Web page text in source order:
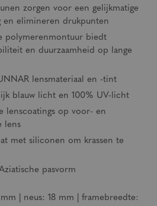
zorgen voor een gelijkmatige
en elimineren drukpunten
polymerenmontuur biedt
en duurzaamheid op lange
lensmateriaal en -tint
blauw licht en 100% UV-licht
lenscoatings op voor- en
lens
met siliconen om krassen te
pasvorm
| neus: 18 mm | framebreedte: